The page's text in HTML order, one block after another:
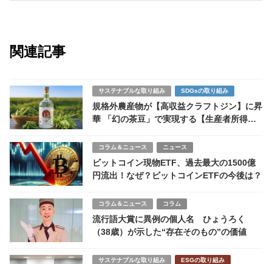
関連記事
サステナブルな取り組み SDGsの取り組み
規格外農産物が【高収益クラフトジン】に昇
華 「幻の茶豆」で実現する【生産者所得向
コラム＆ニュース ニュース
ビットコイン現物ETF、過去最大の1500億
円流出！なぜ？ビットコインETFの今後は？
コラム＆ニュース コラム
流行語大賞に異例の個人名 ひょうろく
（38歳）が示した“存在そのもの”の価値
サステナブルな取り組み ESGの取り組み